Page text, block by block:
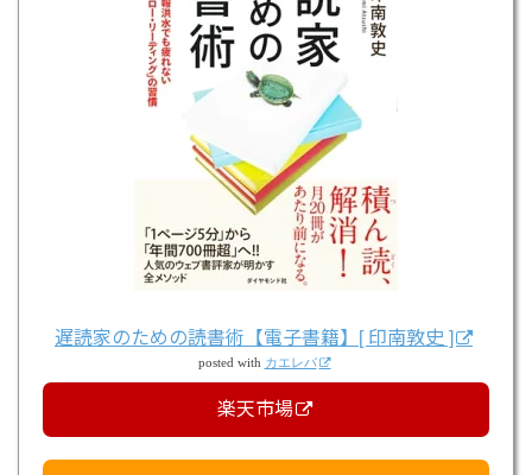
遅読家のための読書術【電子書籍】[ 印南敦史 ]
posted with カエレバ
楽天市場